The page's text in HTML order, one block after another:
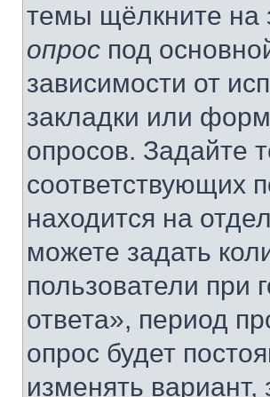
темы щёлкните на
опрос под
зависимости от
закладки или
опросов. Задайте
соответствующих
находится на
можете задать
пользователи при
ответа», период
опрос будет
изменять